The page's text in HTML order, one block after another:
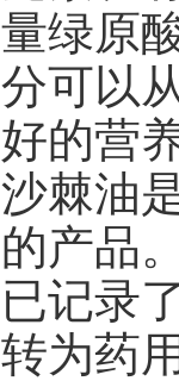
量绿原
分可以
好的营
沙棘油
的产品
已记录
转为药